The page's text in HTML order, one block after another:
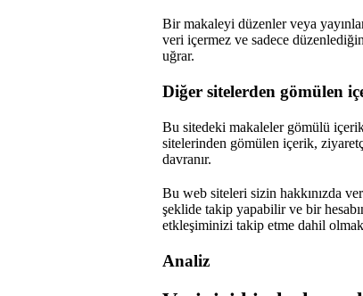
Bir makaleyi düzenler veya
veri içermez ve sadece
uğrar.
Diğer sitelerden gömülen
Bu sitedeki makaleler gömülü
sitelerinden gömülen içerik,
davranır.
Bu web siteleri sizin hakkınızda
şeklide takip yapabilir ve bir
etkleşiminizi takip etme dahil
Analiz